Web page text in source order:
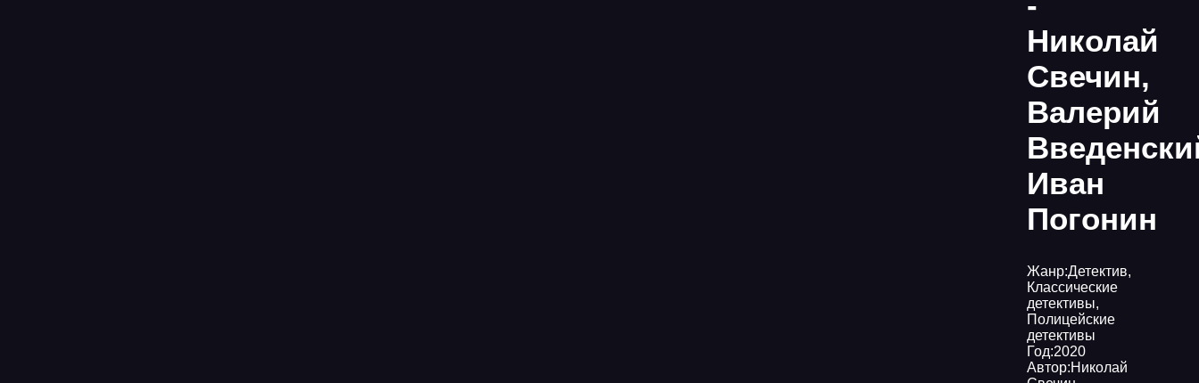
Николай
Свечин,
Валерий
Иван
Погонин
Жанр:Детектив,
Классические
детективы,
Полицейские
детективы
Год:2020
Автор:Николай